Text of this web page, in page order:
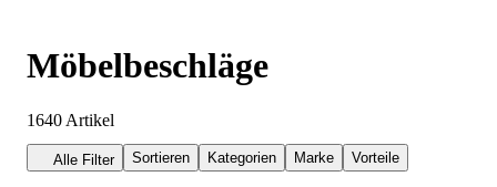
Möbelbeschläge
1640 Artikel
Alle Filter Sortieren Kategorien Marke Vorteile